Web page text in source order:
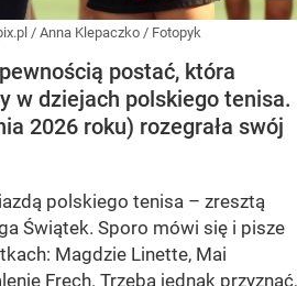
/ Anna Klepaczko / Fotopyk
postać, która
w dziejach polskiego tenisa.
2026 roku) rozegrała swój
polskiego tenisa – zresztą
Świątek. Sporo mówi się i pisze
Magdzie Linette, Mai
Fręch. Trzeba jednak przyznać,